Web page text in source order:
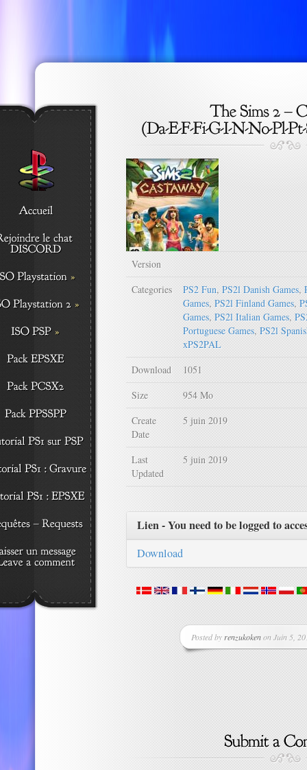
Version
Categories
PS2 Fun, PS2l Danish Games,
Games, PS2l Finland Games,
Games, PS2l Italian Games,
Portuguese Games, PS2l
xPS2PAL
Download
1051
Size
954 Mo
Create
Date
5 juin 2019
Last
Updated
5 juin 2019
Lien - You need to be logged to
Download
Posted by renzukokenon Juin 5,